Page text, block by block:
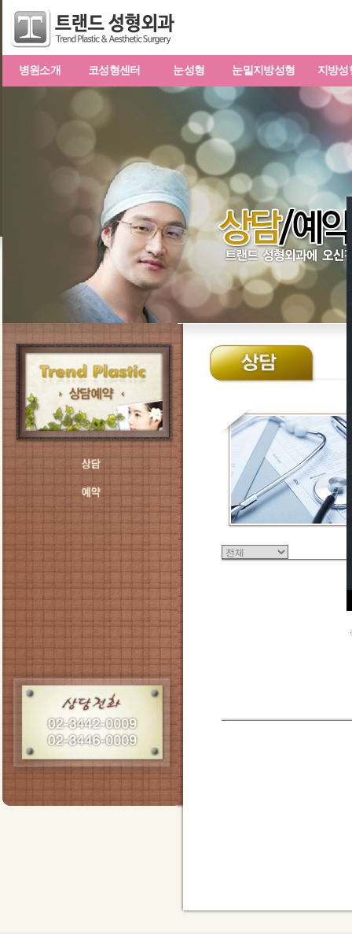
병원소개 코성형센터 눈성형 눈밑지방성형 지방성